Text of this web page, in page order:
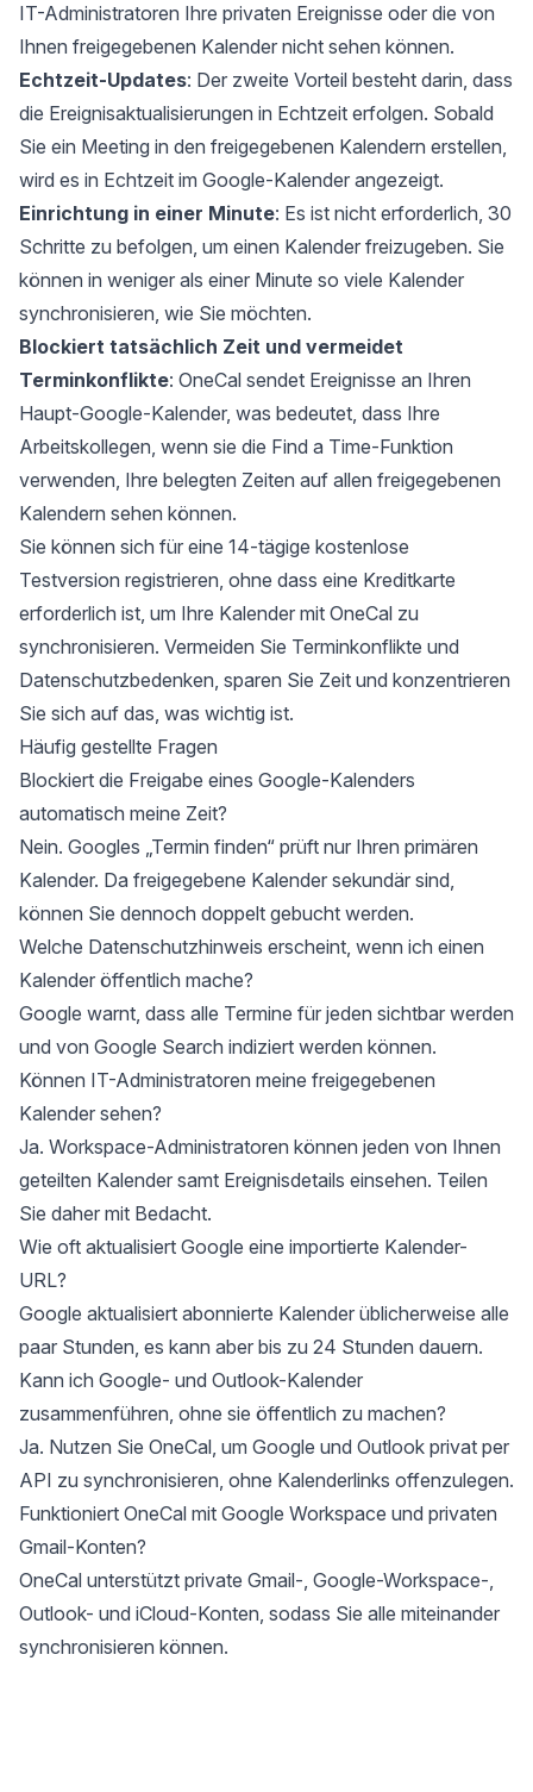
IT-Administratoren Ihre privaten Ereignisse oder die von
Ihnen freigegebenen Kalender nicht sehen können.
Echtzeit-Updates: Der zweite Vorteil besteht darin, dass
die Ereignisaktualisierungen in Echtzeit erfolgen. Sobald
Sie ein Meeting in den freigegebenen Kalendern erstellen,
wird es in Echtzeit im Google-Kalender angezeigt.
Einrichtung in einer Minute: Es ist nicht erforderlich, 30
Schritte zu befolgen, um einen Kalender freizugeben. Sie
können in weniger als einer Minute so viele Kalender
synchronisieren, wie Sie möchten.
Blockiert tatsächlich Zeit und vermeidet
Terminkonflikte: OneCal sendet Ereignisse an Ihren
Haupt-Google-Kalender, was bedeutet, dass Ihre
Arbeitskollegen, wenn sie die Find a Time-Funktion
verwenden, Ihre belegten Zeiten auf allen freigegebenen
Kalendern sehen können.
Sie können sich für eine 14-tägige kostenlose
Testversion registrieren, ohne dass eine Kreditkarte
erforderlich ist, um Ihre Kalender mit OneCal zu
synchronisieren. Vermeiden Sie Terminkonflikte und
Datenschutzbedenken, sparen Sie Zeit und konzentrieren
Sie sich auf das, was wichtig ist.
Häufig gestellte Fragen
Blockiert die Freigabe eines Google-Kalenders
automatisch meine Zeit?
Nein. Googles „Termin finden“ prüft nur Ihren primären
Kalender. Da freigegebene Kalender sekundär sind,
können Sie dennoch doppelt gebucht werden.
Welche Datenschutzhinweis erscheint, wenn ich einen
Kalender öffentlich mache?
Google warnt, dass alle Termine für jeden sichtbar werden
und von Google Search indiziert werden können.
Können IT-Administratoren meine freigegebenen
Kalender sehen?
Ja. Workspace-Administratoren können jeden von Ihnen
geteilten Kalender samt Ereignisdetails einsehen. Teilen
Sie daher mit Bedacht.
Wie oft aktualisiert Google eine importierte Kalender-
URL?
Google aktualisiert abonnierte Kalender üblicherweise alle
paar Stunden, es kann aber bis zu 24 Stunden dauern.
Kann ich Google- und Outlook-Kalender
zusammenführen, ohne sie öffentlich zu machen?
Ja. Nutzen Sie OneCal, um Google und Outlook privat per
API zu synchronisieren, ohne Kalenderlinks offenzulegen.
Funktioniert OneCal mit Google Workspace und privaten
Gmail-Konten?
OneCal unterstützt private Gmail-, Google-Workspace-,
Outlook- und iCloud-Konten, sodass Sie alle miteinander
synchronisieren können.